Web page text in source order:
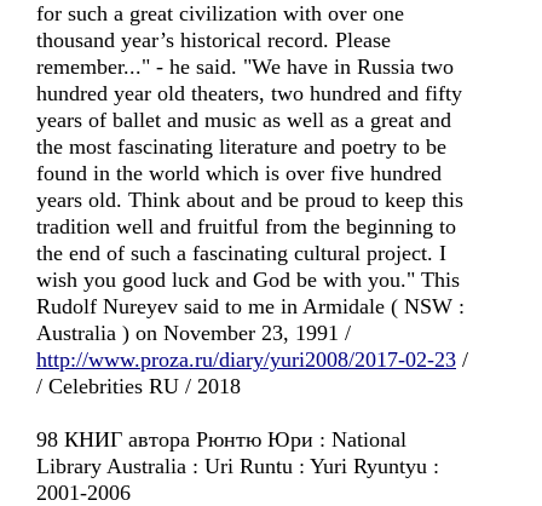
for such a great civilization with over one
thousand year’s historical record. Please
remember..." - he said. "We have in Russia two
hundred year old theaters, two hundred and fifty
years of ballet and music as well as a great and
the most fascinating literature and poetry to be
found in the world which is over five hundred
years old. Think about and be proud to keep this
tradition well and fruitful from the beginning to
the end of such a fascinating cultural project. I
wish you good luck and God be with you." This
Rudolf Nureyev said to me in Armidale ( NSW :
Australia ) on November 23, 1991 /
http://www.proza.ru/diary/yuri2008/2017-02-23 /
/ Celebrities RU / 2018
98 КНИГ автора Рюнтю Юри : National
Library Australia : Uri Runtu : Yuri Ryuntyu :
2001-2006